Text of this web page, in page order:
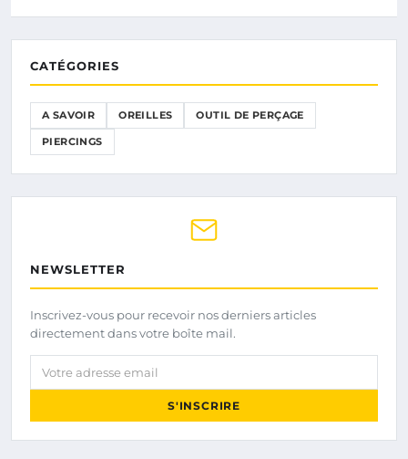
CATÉGORIES
A SAVOIR OREILLES OUTIL DE PERÇAGE
PIERCINGS
NEWSLETTER
Inscrivez-vous pour recevoir nos derniers articles
directement dans votre boîte mail.
Votre adresse email
S'INSCRIRE